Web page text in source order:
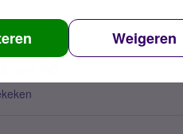
Weigeren
PC